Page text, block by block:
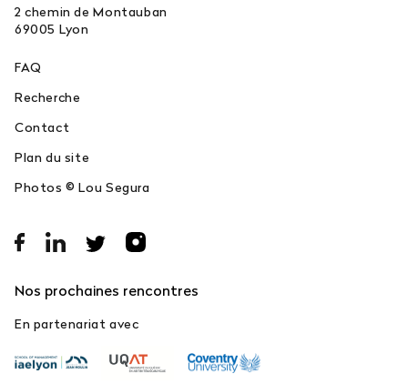
2 chemin de Montauban
69005 Lyon
FAQ
Recherche
Contact
Plan du site
Photos © Lou Segura
Nos prochaines rencontres
En partenariat avec